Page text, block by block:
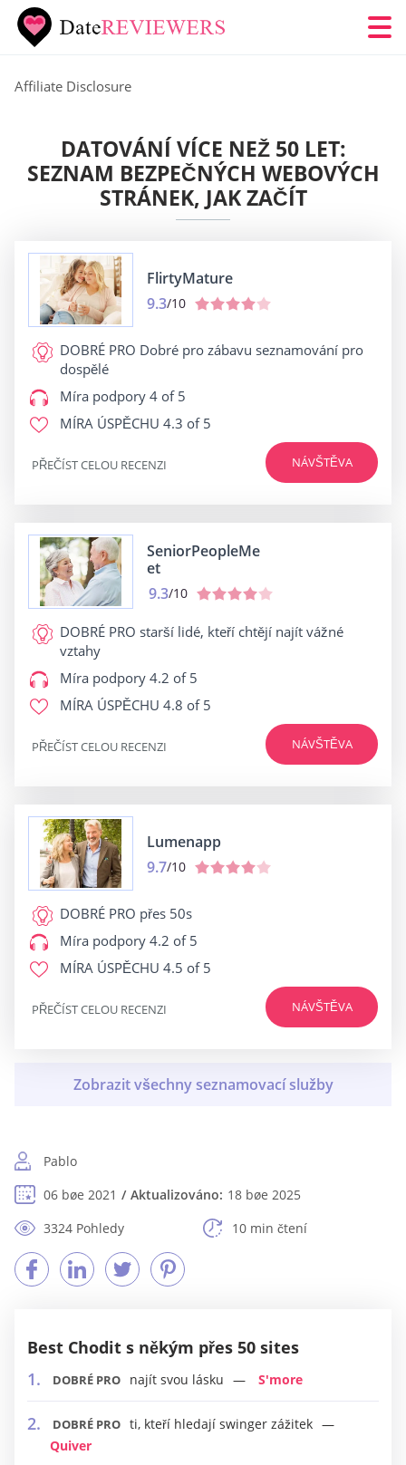
Affiliate Disclosure
DATOVÁNÍ VÍCE NEŽ 50 LET:
SEZNAM BEZPEČNÝCH WEBOVÝCH
STRÁNEK, JAK ZAČÍT
FlirtyMature
9.3/10
DOBRÉ PRO Dobré pro zábavu seznamování pro
dospělé
Míra podpory 4 of 5
MÍRA ÚSPĚCHU 4.3 of 5
NÁVŠTĚVA
PŘEČÍST CELOU RECENZI
SeniorPeopleMe
et
9.3/10
DOBRÉ PRO starší lidé, kteří chtějí najít vážné
vztahy
Míra podpory 4.2 of 5
MÍRA ÚSPĚCHU 4.8 of 5
NÁVŠTĚVA
PŘEČÍST CELOU RECENZI
Lumenapp
9.7/10
DOBRÉ PRO přes 50s
Míra podpory 4.2 of 5
MÍRA ÚSPĚCHU 4.5 of 5
NÁVŠTĚVA
PŘEČÍST CELOU RECENZI
Pablo
06 bøe 2021
Aktualizováno: 18 bøe 2025
3324 Pohledy
10 min čtení
Best Chodit s někým přes 50 sites
DOBRÉ PRO najít svou lásku S'more
DOBRÉ PRO ti, kteří hledají swinger zážitek
Quiver